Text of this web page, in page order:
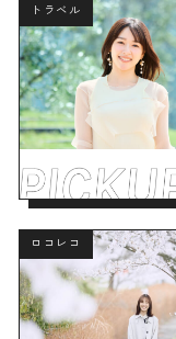
トラベル
ロコレコ